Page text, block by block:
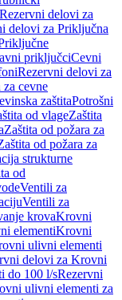
Rezervni delovi za
delovi za Priključna
priključciCevni
Rezervni delovi za
cevne
zaštitaPotrošni
od vlageZaštita
Zaštita od požara za
od požara za
strukturne
od
Ventili za
Ventili za
krovaKrovni
elementiKrovni
ulivni elementi
delovi za Krovni
do 100 l/sRezervni
ulivni elementi za